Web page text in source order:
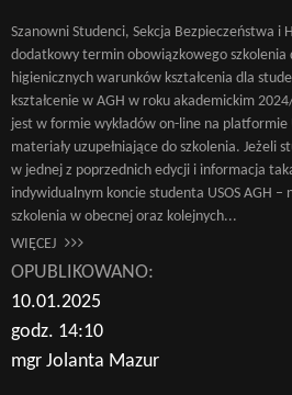
Szanowni Studenci, Sekcja Bezpieczeństwa i
dodatkowy termin obowiązkowego szkolenia
higienicznych warunków kształcenia dla
kształcenie w AGH w roku akademickim
jest w formie wykładów on-line na platformie
materiały uzupełniające do szkolenia. Jeżeli
w jednej z poprzednich edycji i informacja
indywidualnym koncie studenta USOS AGH –
szkolenia w obecnej oraz kolejnych...
WIĘCEJ
OPUBLIKOWANO:
10.01.2025
godz. 14:10
mgr Jolanta Mazur